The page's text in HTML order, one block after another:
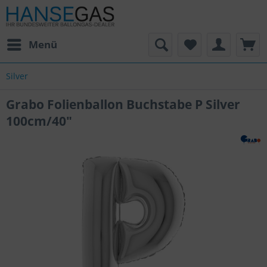
Menü
Silver
Grabo Folienballon Buchstabe P Silver
100cm/40"